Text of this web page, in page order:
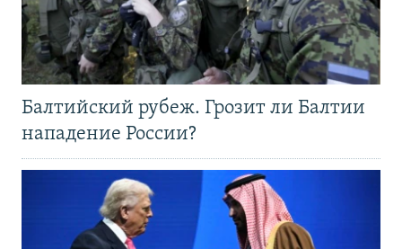
Балтийский рубеж. Грозит ли Балтии
нападение России?